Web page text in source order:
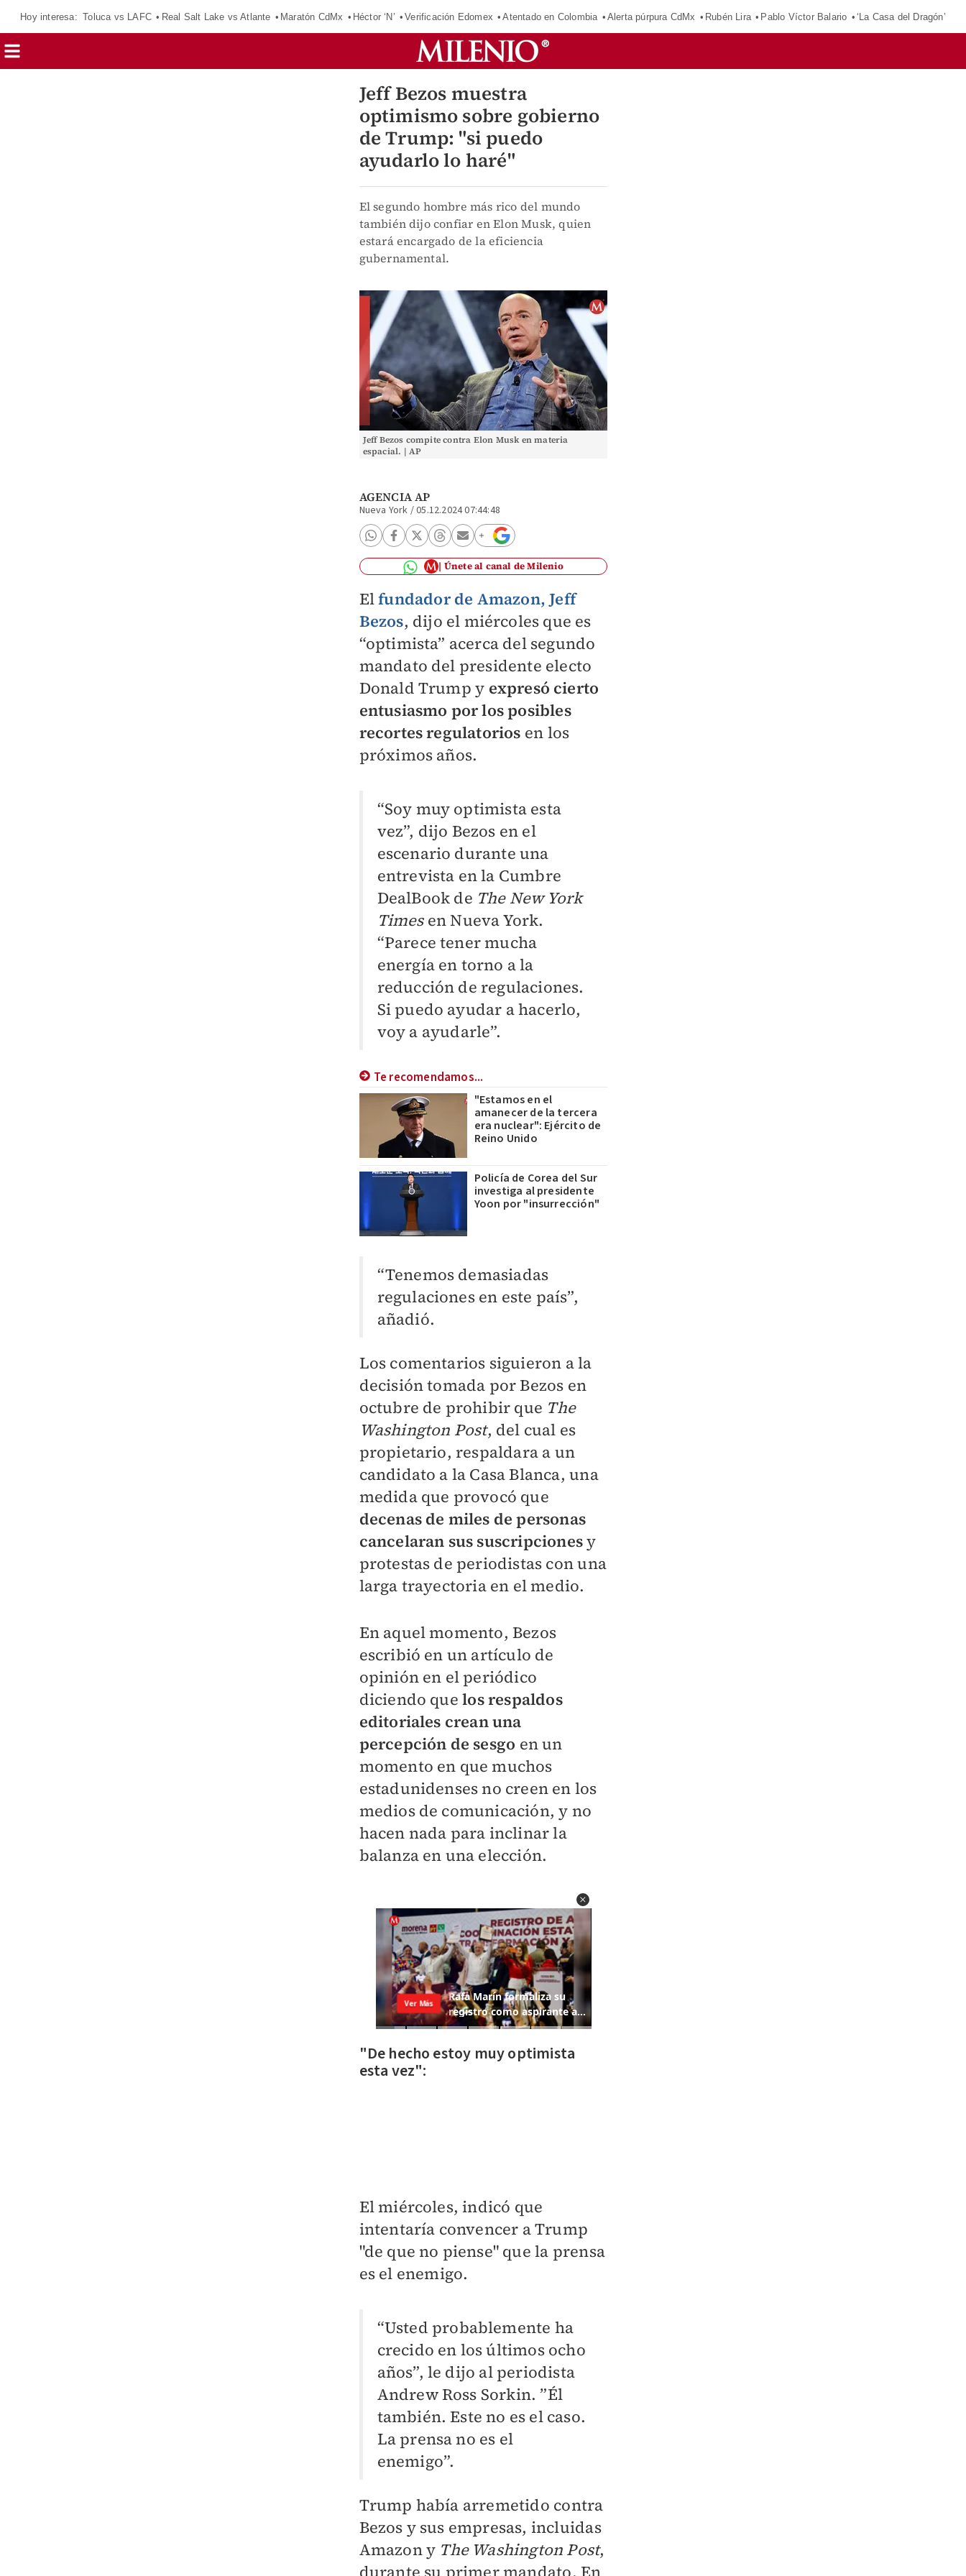
Hoy interesa: Toluca vs LAFC Real Salt Lake vs Atlante Maratón CdMx Héctor ‘N’ Verificación Edomex Atentado en Colombia Alerta púrpura CdMx Rubén Lira Pablo Víctor Balario ‘La Casa del Dragón’
Jeff Bezos muestra
optimismo sobre gobierno
de Trump: "si puedo
ayudarlo lo haré"
El segundo hombre más rico del mundo
también dijo confiar en Elon Musk, quien
estará encargado de la eficiencia
gubernamental.
Jeff Bezos compite contra Elon Musk en materia
espacial. | AP
AGENCIA AP
Nueva York /05.12.2024 07:44:48
Únete al canal de Milenio
Elfundador de Amazon, Jeff
Bezos, dijo el miércoles que es
“optimista” acerca del segundo
mandato del presidente electo
Donald Trump y expresó cierto
entusiasmo por los posibles
recortes regulatorios en los
próximos años.
“Soy muy optimista esta
vez”, dijo Bezos en el
escenario durante una
entrevista en la Cumbre
DealBook de The New York
Times en Nueva York.
“Parece tener mucha
energía en torno a la
reducción de regulaciones.
Si puedo ayudar a hacerlo,
voy a ayudarle”.
Te recomendamos...
"Estamos en el
amanecer de la tercera
era nuclear": Ejército de
Reino Unido
Policía de Corea del Sur
investiga al presidente
Yoon por "insurrección"
“Tenemos demasiadas
regulaciones en este país”,
añadió.
Los comentarios siguieron a la
decisión tomada por Bezos en
octubre de prohibir que The
Washington Post, del cual es
propietario, respaldara a un
candidato a la Casa Blanca, una
medida que provocó que
decenas de miles de personas
cancelaran sus suscripcionesy
protestas de periodistas con una
larga trayectoria en el medio.
En aquel momento, Bezos
escribió en un artículo de
opinión en el periódico
diciendo quelos respaldos
editoriales crean una
percepción de sesgo en un
momento en que muchos
estadunidenses no creen en los
medios de comunicación, y no
hacen nada para inclinar la
balanza en una elección.
"De hecho estoy muy optimista
esta vez":
El miércoles, indicó que
intentaría convencer a Trump
"de que no piense" que la prensa
es el enemigo.
“Usted probablemente ha
crecido en los últimos ocho
años”, le dijo al periodista
Andrew Ross Sorkin. ”Él
también. Este no es el caso.
La prensa no es el
enemigo”.
Trump había arremetido contra
Bezos y sus empresas, incluidas
Amazon y The Washington Post,
durante su primer mandato. En